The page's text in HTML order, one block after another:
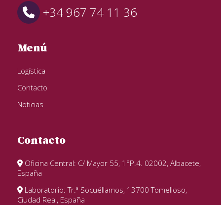
+34 967 74 11 36
Menú
Logística
Contacto
Noticias
Contacto
Oficina Central: C/ Mayor 55, 1°P.4. 02002, Albacete,
España
Laboratorio: Tr.ª Socuéllamos, 13700 Tomelloso,
Ciudad Real, España